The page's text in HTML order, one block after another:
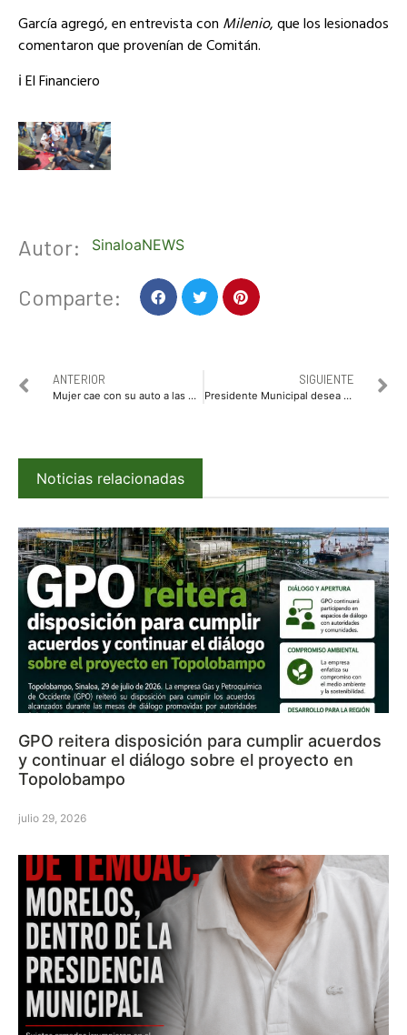
García agregó, en entrevista con Milenio, que los lesionados
comentaron que provenían de Comitán.
ℹ️ El Financiero
Autor: SinaloaNEWS
Comparte:
ANTERIOR
Mujer cae con su auto a las Cataratas del Niágara; la encuentran sin vida
SIGUIENTE
Presidente Municipal desea feliz navidad a los ahomenses en el tradicional encendido de árbol navideño
Noticias relacionadas
GPO reitera disposición para cumplir acuerdos
y continuar el diálogo sobre el proyecto en
Topolobampo
julio 29, 2026